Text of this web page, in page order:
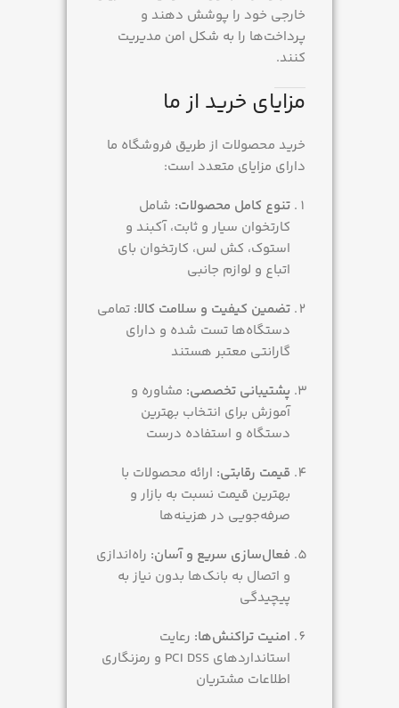
خارجی خود را پوشش دهند و
پرداخت‌ها را به شکل امن مدیریت
کنند.
مزایای خرید از ما
خرید محصولات از طریق فروشگاه ما
دارای مزایای متعدد است:
تنوع کامل محصولات: شامل
کارتخوان سیار و ثابت، آکبند و
استوک، کش لس، کارتخوان بای
اتباع و لوازم جانبی
تضمین کیفیت و سلامت کالا: تمامی
دستگاه‌ها تست شده و دارای
گارانتی معتبر هستند
پشتیبانی تخصصی: مشاوره و
آموزش برای انتخاب بهترین
دستگاه و استفاده درست
قیمت رقابتی: ارائه محصولات با
بهترین قیمت نسبت به بازار و
صرفه‌جویی در هزینه‌ها
فعال‌سازی سریع و آسان: راه‌اندازی
و اتصال به بانک‌ها بدون نیاز به
پیچیدگی
امنیت تراکنش‌ها: رعایت
استانداردهای PCI DSS و رمزنگاری
اطلاعات مشتریان